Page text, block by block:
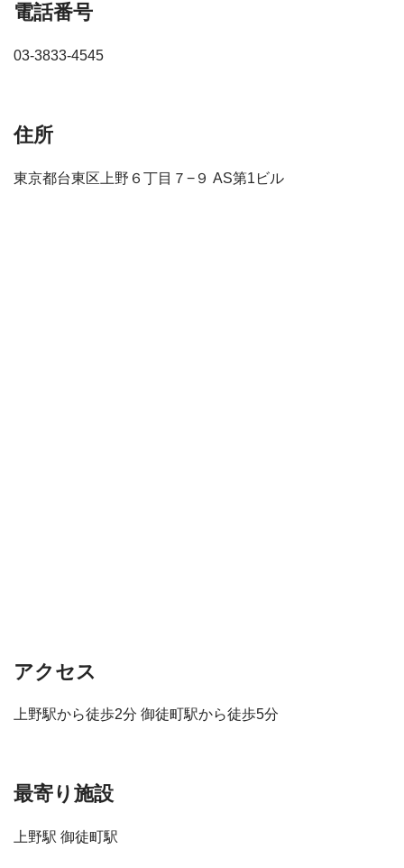
電話番号
03-3833-4545
住所
東京都台東区上野６丁目７−９ AS第1ビル
アクセス
上野駅から徒歩2分 御徒町駅から徒歩5分
最寄り施設
上野駅 御徒町駅